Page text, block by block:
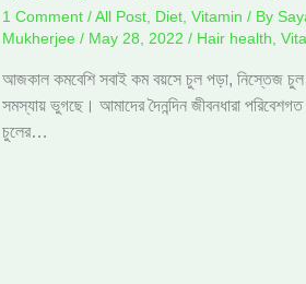
1 Comment /All Post, Diet, Vitamin / By
Mukherjee / May 28, 2022 / Hair health
আজকাল কমবেশি সবাই কম বয়সে চুল পড়া, নিস্তেজ চুল
সমস্যায় ভুগছে। আমাদের দৈনন্দিন জীবনধারা পরিবেশগত
চুলের…